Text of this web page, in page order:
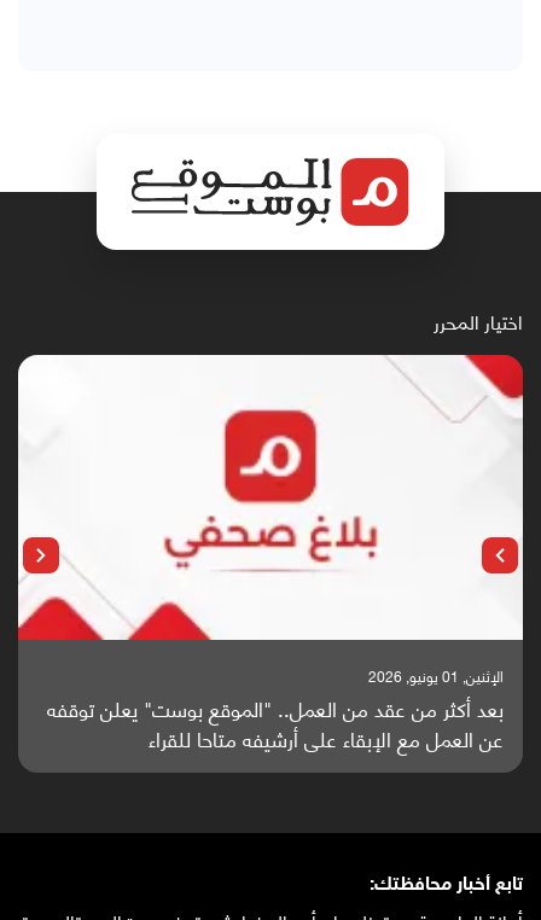
اختيار المحرر
الإثنين, 25 مايو, 2026
باحثون من اليمن يدخلون سباق أبحاث ألزهايمر بدراسة
واعدة منشورة عالميا (ترجمة)
تابع أخبار محافظتك: